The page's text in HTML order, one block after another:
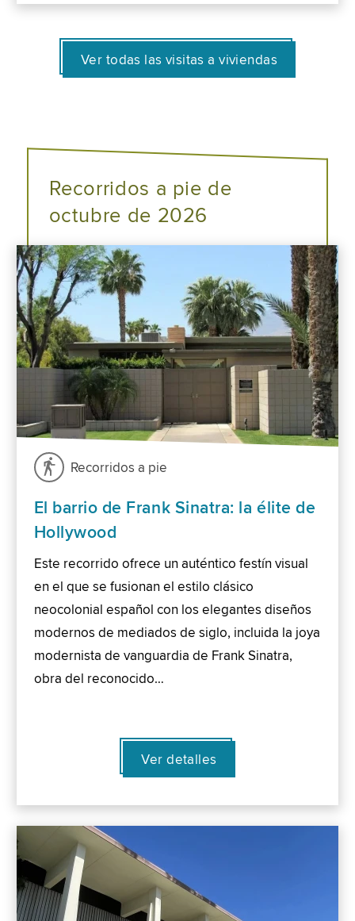
Ver todas las visitas a viviendas
Recorridos a pie de
octubre de 2026
Recorridos a pie
El barrio de Frank Sinatra: la élite de
Hollywood
Este recorrido ofrece un auténtico festín visual
en el que se fusionan el estilo clásico
neocolonial español con los elegantes diseños
modernos de mediados de siglo, incluida la joya
modernista de vanguardia de Frank Sinatra,
obra del reconocido…
Ver detalles